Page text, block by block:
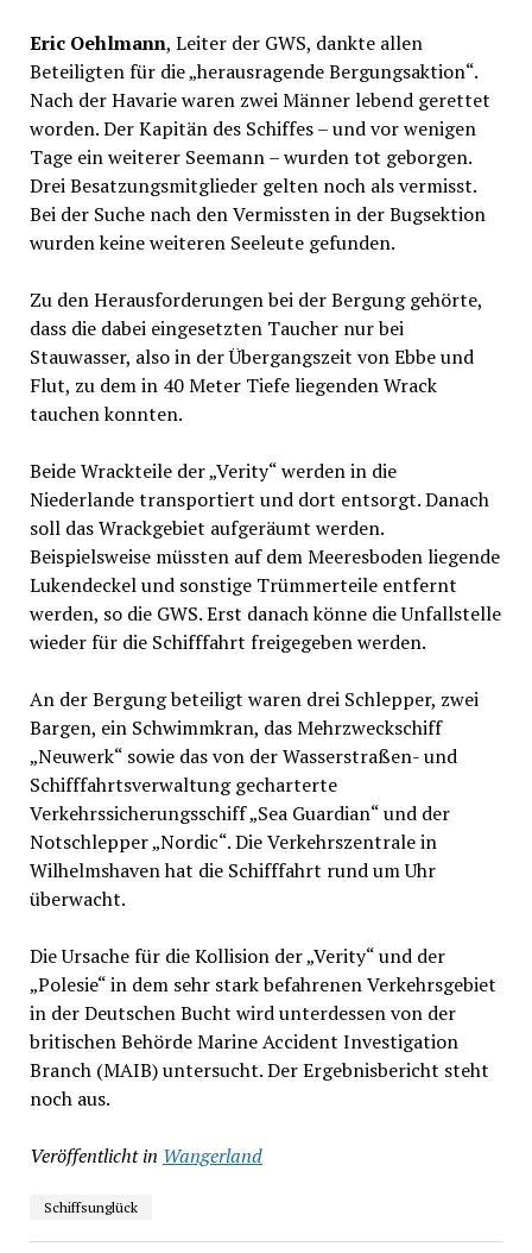
Eric Oehlmann, Leiter der GWS, dankte allen
Beteiligten für die „herausragende Bergungsaktion“.
Nach der Havarie waren zwei Männer lebend gerettet
worden. Der Kapitän des Schiffes – und vor wenigen
Tage ein weiterer Seemann – wurden tot geborgen.
Drei Besatzungsmitglieder gelten noch als vermisst.
Bei der Suche nach den Vermissten in der Bugsektion
wurden keine weiteren Seeleute gefunden.
Zu den Herausforderungen bei der Bergung gehörte,
dass die dabei eingesetzten Taucher nur bei
Stauwasser, also in der Übergangszeit von Ebbe und
Flut, zu dem in 40 Meter Tiefe liegenden Wrack
tauchen konnten.
Beide Wrackteile der „Verity“ werden in die
Niederlande transportiert und dort entsorgt. Danach
soll das Wrackgebiet aufgeräumt werden.
Beispielsweise müssten auf dem Meeresboden liegende
Lukendeckel und sonstige Trümmerteile entfernt
werden, so die GWS. Erst danach könne die Unfallstelle
wieder für die Schifffahrt freigegeben werden.
An der Bergung beteiligt waren drei Schlepper, zwei
Bargen, ein Schwimmkran, das Mehrzweckschiff
„Neuwerk“ sowie das von der Wasserstraßen- und
Schifffahrtsverwaltung gecharterte
Verkehrssicherungsschiff „Sea Guardian“ und der
Notschlepper „Nordic“. Die Verkehrszentrale in
Wilhelmshaven hat die Schifffahrt rund um Uhr
überwacht.
Die Ursache für die Kollision der „Verity“ und der
„Polesie“ in dem sehr stark befahrenen Verkehrsgebiet
in der Deutschen Bucht wird unterdessen von der
britischen Behörde Marine Accident Investigation
Branch (MAIB) untersucht. Der Ergebnisbericht steht
noch aus.
Veröffentlicht in Wangerland
Schiffsunglück